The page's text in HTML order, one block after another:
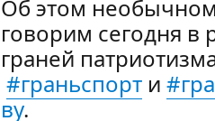
Об этом
говорим сегодня в
граней
#граньспорти
ву.